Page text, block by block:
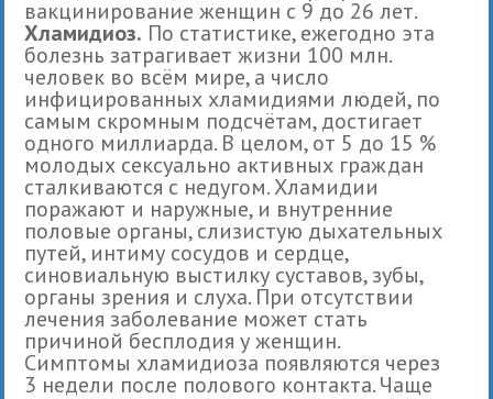
вакцинирование женщин с 9 до 26 лет.
Хламидиоз. По статистике, ежегодно эта
болезнь затрагивает жизни 100 млн.
человек во всём мире, а число
инфицированных хламидиями людей, по
самым скромным подсчётам, достигает
одного миллиарда. В целом, от 5 до 15 %
молодых сексуально активных граждан
сталкиваются с недугом. Хламидии
поражают и наружные, и внутренние
половые органы, слизистую дыхательных
путей, интиму сосудов и сердце,
синовиальную выстилку суставов, зубы,
органы зрения и слуха. При отсутствии
лечения заболевание может стать
причиной бесплодия у женщин.
Симптомы хламидиоза появляются через
3 недели после полового контакта. Чаще